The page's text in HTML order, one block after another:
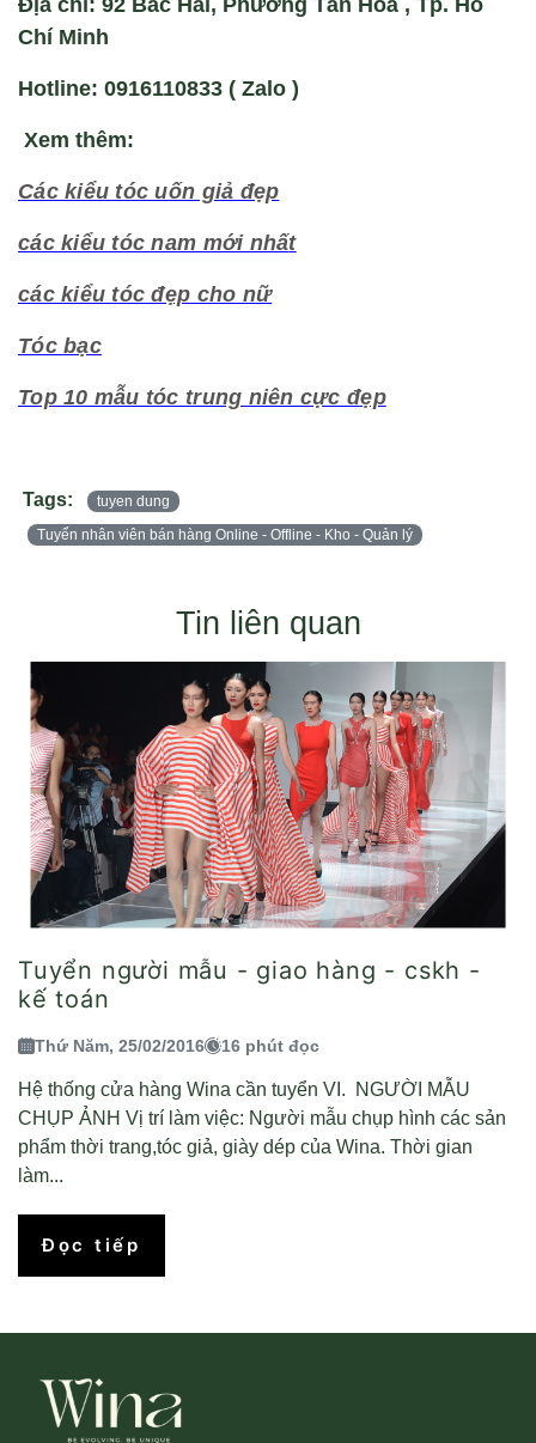
Địa chỉ: 92 Bắc Hải, Phường Tân Hoà , Tp. Hồ
Chí Minh
Hotline: 0916110833 ( Zalo )
Xem thêm:
Các kiểu tóc uốn giả đẹp
các kiểu tóc nam mới nhất
các kiểu tóc đẹp cho nữ
Tóc bạc
Top 10 mẫu tóc trung niên cực đẹp
Tags:
tuyen dung
Tuyển nhân viên bán hàng Online - Offline - Kho - Quản lý
Tin liên quan
Tuyển người mẫu - giao hàng - cskh -
kế toán
Thứ Năm, 25/02/2016 16 phút đọc
Hệ thống cửa hàng Wina cần tuyển VI. NGƯỜI MẪU
CHỤP ẢNH Vị trí làm việc: Người mẫu chụp hình các sản
phẩm thời trang,tóc giả, giày dép của Wina. Thời gian
làm...
Đọc tiếp